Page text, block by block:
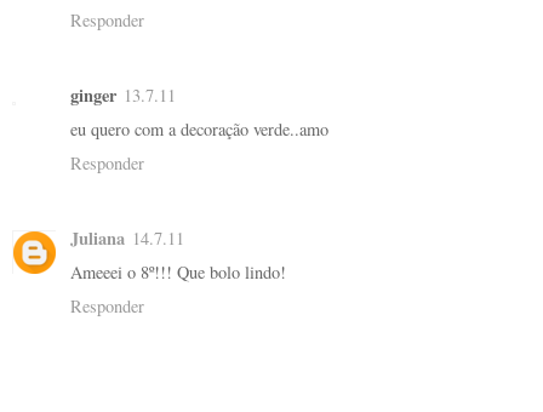
Responder
ginger 13.7.11
eu quero com a decoração verde..amo
Responder
Juliana 14.7.11
Ameeei o 8º!!! Que bolo lindo!
Responder